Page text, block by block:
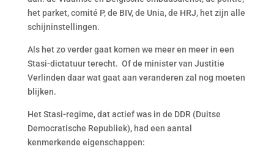
het parket, comité P, de BIV, de Unia, de HRJ, het zijn alle
schijninstellingen.
Als het zo verder gaat komen we meer en meer in een
Stasi-dictatuur terecht. Of de minister van Justitie
Verlinden daar wat gaat aan veranderen zal nog moeten
blijken.
Het Stasi-regime, dat actief was in de DDR (Duitse
Democratische Republiek), had een aantal
kenmerkende eigenschappen: